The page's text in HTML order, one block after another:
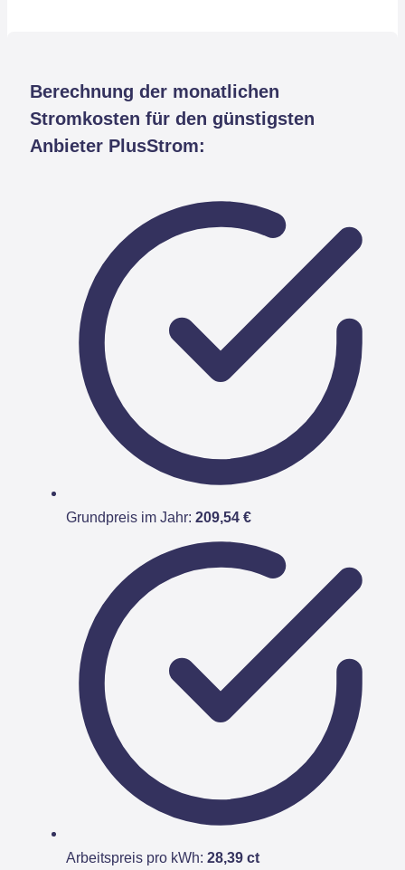
Berechnung der monatlichen
Stromkosten für den günstigsten
Anbieter PlusStrom:
Grundpreis im Jahr: 209,54 €
Arbeitspreis pro kWh: 28,39 ct